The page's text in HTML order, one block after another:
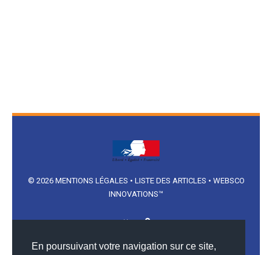
En poursuivant votre navigation sur ce site,
© 2026 MENTIONS LÉGALES • LISTE DES ARTICLES • WEBSCO
INNOVATIONS™
✖